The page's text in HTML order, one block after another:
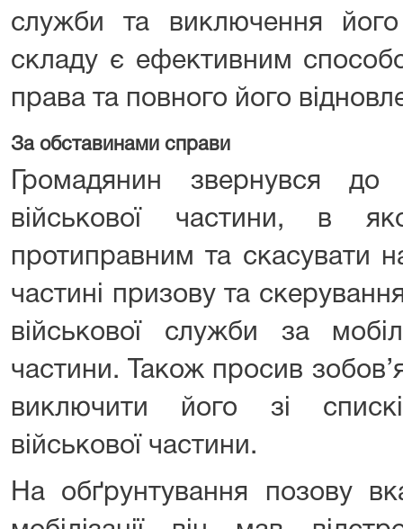
служби та виключення його
складу є ефективним
права та повного його
За обставинами справи
Громадянин звернувся
військової частини, в
протиправним та скасувати
частині призову та
військової служби за
частини. Також просив
виключити його зі
військової частини.
На обґрунтування позову